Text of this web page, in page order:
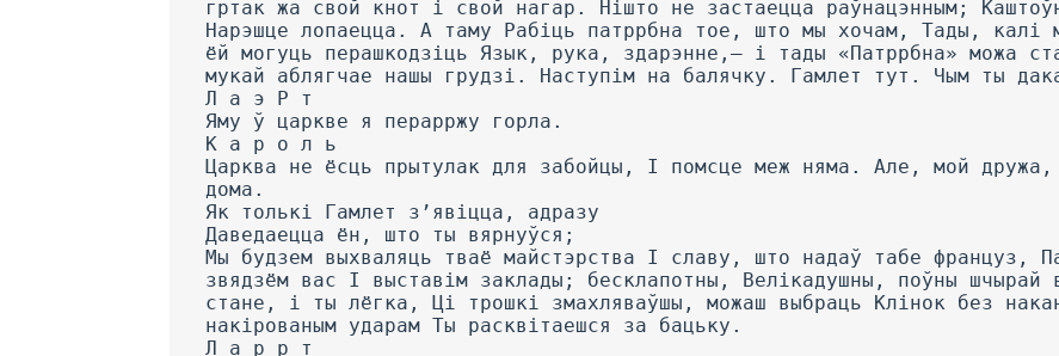
гртак жа свой кнот і свой нагар. Нішто не застаецца раўнацэнным;
Нарэшце лопаецца. А таму Рабіць патррбна тое, што мы хочам, Тады, калі
ёй могуць перашкодзіць Язык, рука, здарэнне,— і тады «Патррбна» можа
мукай аблягчае нашы грудзі. Наступім на балячку. Гамлет тут. Чым ты
Л а э Р т
Яму ў царкве я перарржу горла.
К а р о л ь
Царква не ёсць прытулак для забойцы, I помсце меж няма. Але, мой
дома.
Як толькі Гамлет з’явіцца, адразу
Даведаецца ён, што ты вярнуўся;
Мы будзем выхваляць тваё майстэрства I славу, што надаў табе француз,
звядзём вас I выставім заклады; бесклапотны, Велікадушны, поўны шчырай
стане, і ты лёгка, Ці трошкі змахляваўшы, можаш выбраць Клінок без
накірованым ударам Ты расквітаешся за бацьку.
Л а р р т